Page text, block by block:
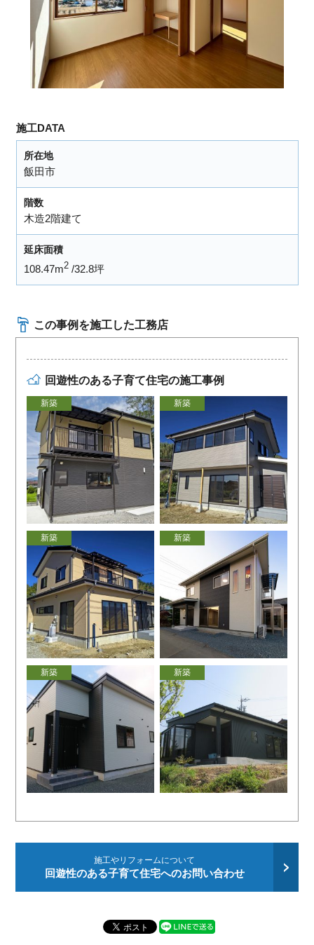
施工DATA
所在地
飯田市
階数
木造2階建て
延床面積
108.47m2 32.8坪
この事例を施工した工務店
回遊性のある子育て住宅の施工事例
新築 新築
新築 新築
新築 新築
施工やリフォームについて
回遊性のある子育て住宅へのお問い合わせ